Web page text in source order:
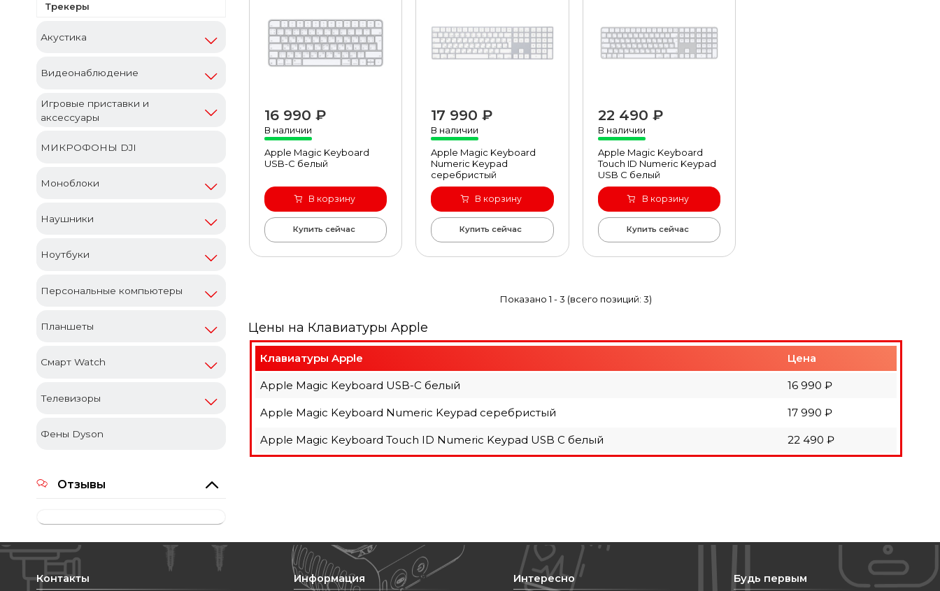
быстрый просмотр
16 990 ₽
В наличии
Apple Magic Keyboard
USB-C белый
В корзину
Купить сейчас
быстрый просмотр
17 990 ₽
В наличии
Apple Magic Keyboard
Numeric Keypad
серебристый
В корзину
Купить сейчас
быстрый просмотр
22 490 ₽
В наличии
Apple Magic Keyboard
Touch ID Numeric Keypad
USB C белый
В корзину
Купить сейчас
Показано1 -3 (всего позиций: 3)
Цены на Клавиатуры Apple
Клавиатуры Apple Цена
Apple Magic Keyboard USB-C белый 16 990 ₽
Apple Magic Keyboard Numeric Keypad серебристый 17 990 ₽
Apple Magic Keyboard Touch ID Numeric Keypad USB C белый 22 490 ₽
Трекеры
Акустика
Видеонаблюдение
Игровые приставки и
аксессуары
МИКРОФОНЫ DJI
Моноблоки
Наушники
Ноутбуки
Персональные компьютеры
Планшеты
Смарт Watch
Телевизоры
Фены Dyson
Отзывы
Контакты Информация Интересно Будь первым